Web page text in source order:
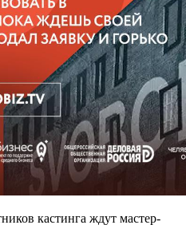
кастинга ждут мастер-